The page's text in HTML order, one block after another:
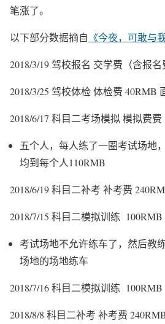
笔涨了。
以下部分数据摘自 《今夜，可敢与
2018/3/19 驾校报名 交学费（含报
2018/3/25 驾校体检 体检费 40RMB
2018/6/17 科目二考场模拟 模拟费费
五个人，每人练了一圈考试场地
均到每个人110RMB
2018/6/19 科目二补考 补考费
2018/7/15 科目二模拟训练 100RMB
考试场地不允许练车了，然后教
场地的场地练车
2018/7/16 科目二模拟训练 100RMB
2018/8/8 科目二补考 补考费